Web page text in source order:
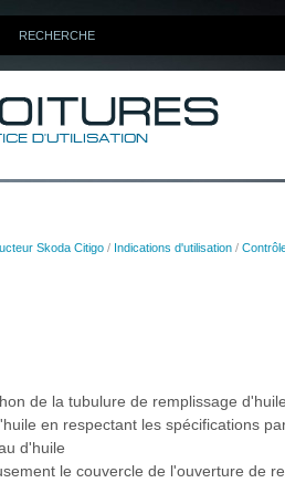
RECHERCHE
Skoda Citigo / Indications d'utilisation /
de la tubulure de remplissage
en respectant les spécifications
d'huile
le couvercle de l'ouverture de